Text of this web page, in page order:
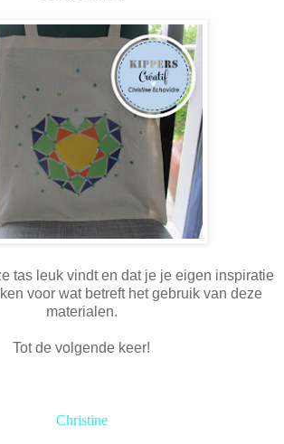
tas leuk vindt en dat je je eigen inspiratie
voor wat betreft het gebruik van deze
materialen.
Tot de volgende keer!
Christine